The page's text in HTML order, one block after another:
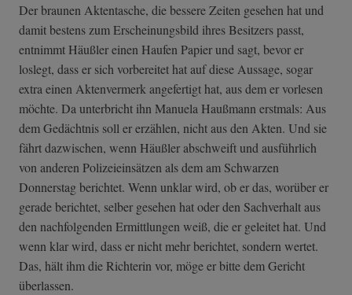
Der braunen Aktentasche, die bessere Zeiten gesehen hat und
damit bestens zum Erscheinungsbild ihres Besitzers passt,
entnimmt Häußler einen Haufen Papier und sagt, bevor er
loslegt, dass er sich vorbereitet hat auf diese Aussage, sogar
extra einen Aktenvermerk angefertigt hat, aus dem er vorlesen
möchte. Da unterbricht ihn Manuela Haußmann erstmals: Aus
dem Gedächtnis soll er erzählen, nicht aus den Akten. Und sie
fährt dazwischen, wenn Häußler abschweift und ausführlich
von anderen Polizeieinsätzen als dem am Schwarzen
Donnerstag berichtet. Wenn unklar wird, ob er das, worüber er
gerade berichtet, selber gesehen hat oder den Sachverhalt aus
den nachfolgenden Ermittlungen weiß, die er geleitet hat. Und
wenn klar wird, dass er nicht mehr berichtet, sondern wertet.
Das, hält ihm die Richterin vor, möge er bitte dem Gericht
überlassen.